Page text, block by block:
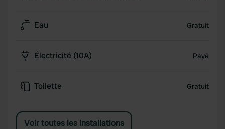
Eau Gratuit
Électricité (10A) Payé
Toilette Gratuit
Voir toutes les installations